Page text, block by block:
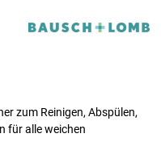
zum Reinigen, Abspülen,
für alle weichen